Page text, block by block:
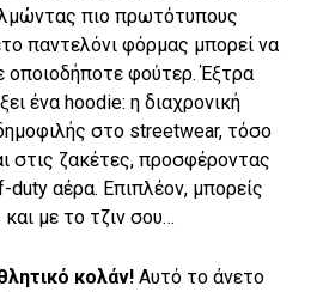
πιο πρωτότυπους
παντελόνι φόρμας μπορεί να
οποιοδήποτε φούτερ. Έξτρα
ένα hoodie: η διαχρονική
στο streetwear, τόσο
στις ζακέτες, προσφέροντας
duty αέρα. Επιπλέον, μπορείς
με το τζιν σου…
κολάν! Αυτό το άνετο